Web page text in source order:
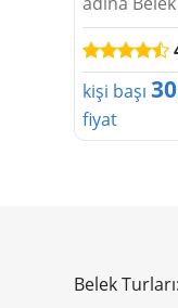
Aktiviteler
en
kişi başı
fiyat
Belek